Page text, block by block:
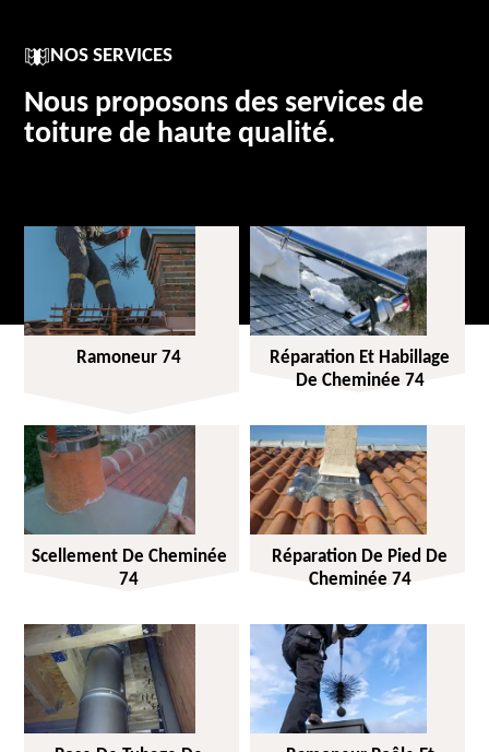
NOS SERVICES
Nous proposons des services de
toiture de haute qualité.
Ramoneur 74
Réparation Et Habillage
De Cheminée 74
Scellement De Cheminée
74
Réparation De Pied De
Cheminée 74